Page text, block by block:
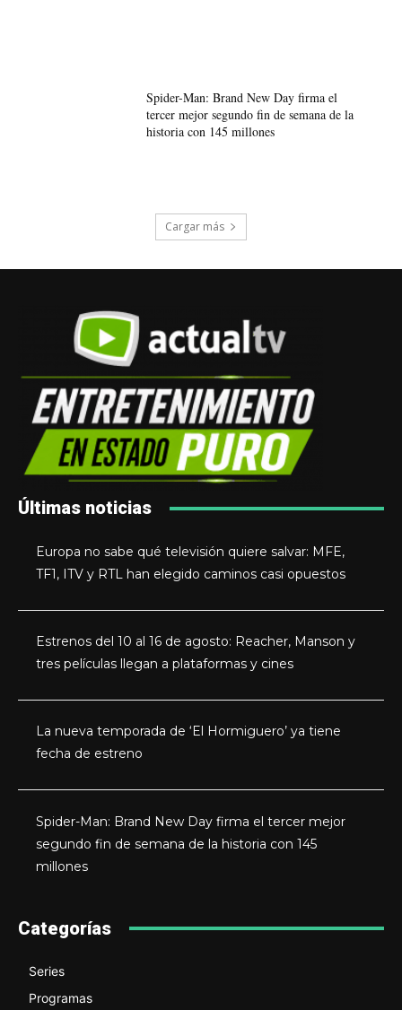
Spider-Man: Brand New Day firma el
tercer mejor segundo fin de semana de la
historia con 145 millones
Cargar más
Últimas noticias
Europa no sabe qué televisión quiere salvar: MFE,
TF1, ITV y RTL han elegido caminos casi opuestos
Estrenos del 10 al 16 de agosto: Reacher, Manson y
tres películas llegan a plataformas y cines
La nueva temporada de ‘El Hormiguero’ ya tiene
fecha de estreno
Spider-Man: Brand New Day firma el tercer mejor
segundo fin de semana de la historia con 145
millones
Categorías
Series
Programas